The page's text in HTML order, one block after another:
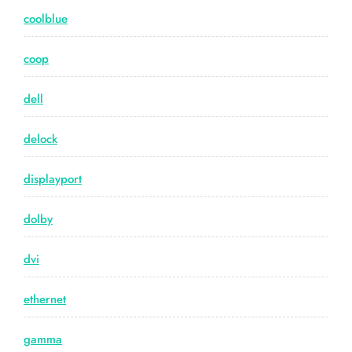
coolblue
coop
dell
delock
displayport
dolby
dvi
ethernet
gamma